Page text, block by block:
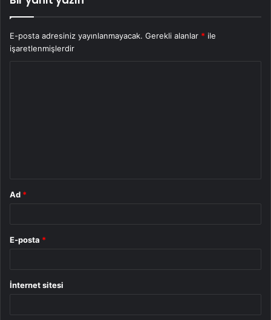
E-posta adresiniz yayınlanmayacak. Gerekli alanlar * ile
işaretlenmişlerdir
Ad *
E-posta *
İnternet sitesi